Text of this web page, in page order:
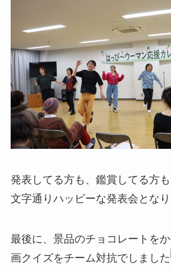
発表してる方も、鑑賞してる方も
文字通りハッピーな発表会とな
最後に、景品のチョコレートを
画クイズをチーム対抗でしました